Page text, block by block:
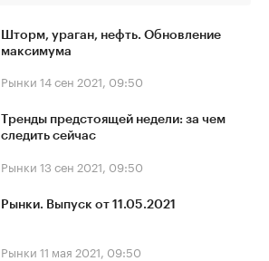
Шторм, ураган, нефть. Обновление
максимума
Рынки 14 сен 2021, 09:50
Тренды предстоящей недели: за чем
следить сейчас
Рынки 13 сен 2021, 09:50
Рынки. Выпуск от 11.05.2021
Рынки 11 мая 2021, 09:50